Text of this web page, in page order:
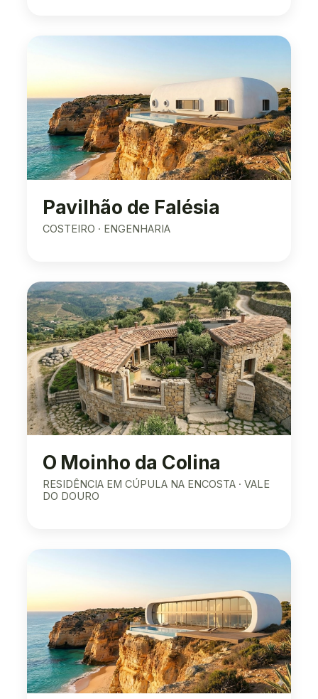
Pavilhão de Falésia
COSTEIRO · ENGENHARIA
O Moinho da Colina
RESIDÊNCIA EM CÚPULA NA ENCOSTA · VALE
DO DOURO